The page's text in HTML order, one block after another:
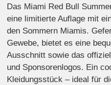
Das Miami Red Bull
eine limitierte Auflage mit
den Sommern Miamis.
Gewebe, bietet es eine
Ausschnitt sowie das
und Sponsorenlogos. Ein
Kleidungsstück – ideal für